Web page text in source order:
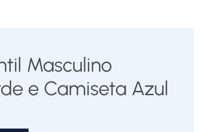
Masculino
e Camiseta Azul